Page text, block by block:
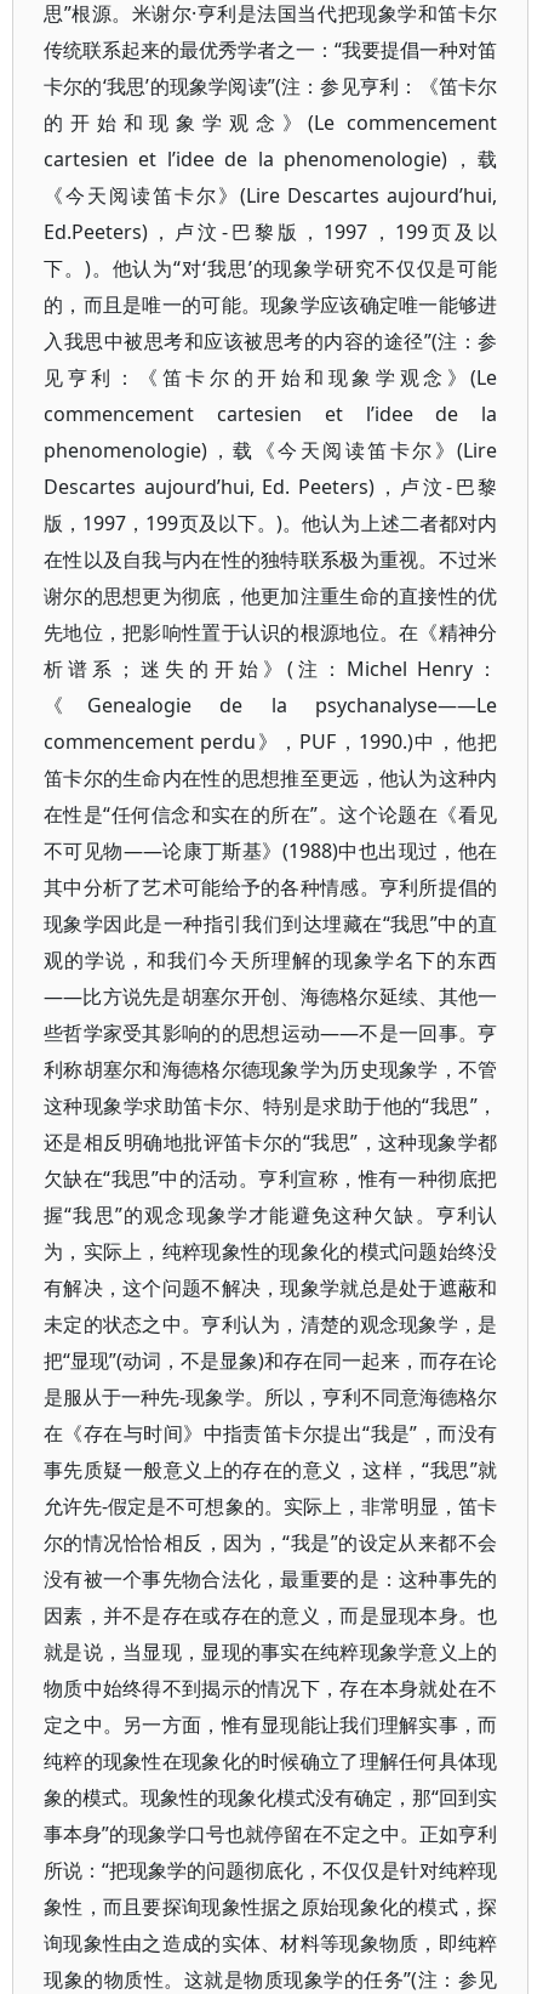
思”根源。米谢尔·亨利是法国当代把现象学和笛卡尔
传统联系起来的最优秀学者之一：“我要提倡一种对笛
卡尔的‘我思’的现象学阅读”(注：参见亨利：《笛卡尔
的开始和现象学观念》(Le commencement
cartesien et l’idee de la phenomenologie)，载
《今天阅读笛卡尔》(Lire Descartes aujourd’hui,
Ed.Peeters)，卢汶-巴黎版，1997，199页及以
下。)。他认为“对‘我思’的现象学研究不仅仅是可能
的，而且是唯一的可能。现象学应该确定唯一能够进
入我思中被思考和应该被思考的内容的途径”(注：参
见亨利：《笛卡尔的开始和现象学观念》(Le
commencement cartesien et l’idee de la
phenomenologie)，载《今天阅读笛卡尔》(Lire
Descartes aujourd’hui, Ed. Peeters)，卢汶-巴黎
版，1997，199页及以下。)。他认为上述二者都对内
在性以及自我与内在性的独特联系极为重视。不过米
谢尔的思想更为彻底，他更加注重生命的直接性的优
先地位，把影响性置于认识的根源地位。在《精神分
析谱系；迷失的开始》(注：Michel Henry：
《Genealogie de la psychanalyse——Le
commencement perdu》，PUF，1990.)中，他把
笛卡尔的生命内在性的思想推至更远，他认为这种内
在性是“任何信念和实在的所在”。这个论题在《看见
不可见物——论康丁斯基》(1988)中也出现过，他在
其中分析了艺术可能给予的各种情感。亨利所提倡的
现象学因此是一种指引我们到达埋藏在“我思”中的直
观的学说，和我们今天所理解的现象学名下的东西
——比方说先是胡塞尔开创、海德格尔延续、其他一
些哲学家受其影响的的思想运动——不是一回事。亨
利称胡塞尔和海德格尔德现象学为历史现象学，不管
这种现象学求助笛卡尔、特别是求助于他的“我思”，
还是相反明确地批评笛卡尔的“我思”，这种现象学都
欠缺在“我思”中的活动。亨利宣称，惟有一种彻底把
握“我思”的观念现象学才能避免这种欠缺。亨利认
为，实际上，纯粹现象性的现象化的模式问题始终没
有解决，这个问题不解决，现象学就总是处于遮蔽和
未定的状态之中。亨利认为，清楚的观念现象学，是
把“显现”(动词，不是显象)和存在同一起来，而存在论
是服从于一种先-现象学。所以，亨利不同意海德格尔
在《存在与时间》中指责笛卡尔提出“我是”，而没有
事先质疑一般意义上的存在的意义，这样，“我思”就
允许先-假定是不可想象的。实际上，非常明显，笛卡
尔的情况恰恰相反，因为，“我是”的设定从来都不会
没有被一个事先物合法化，最重要的是：这种事先的
因素，并不是存在或存在的意义，而是显现本身。也
就是说，当显现，显现的事实在纯粹现象学意义上的
物质中始终得不到揭示的情况下，存在本身就处在不
定之中。另一方面，惟有显现能让我们理解实事，而
纯粹的现象性在现象化的时候确立了理解任何具体现
象的模式。现象性的现象化模式没有确定，那“回到实
事本身”的现象学口号也就停留在不定之中。正如亨利
所说：“把现象学的问题彻底化，不仅仅是针对纯粹现
象性，而且要探询现象性据之原始现象化的模式，探
询现象性由之造成的实体、材料等现象物质，即纯粹
现象的物质性。这就是物质现象学的任务”(注：参见